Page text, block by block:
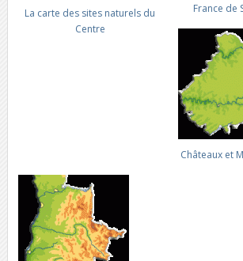
La carte des sites naturels du
Centre
France de
Châteaux et